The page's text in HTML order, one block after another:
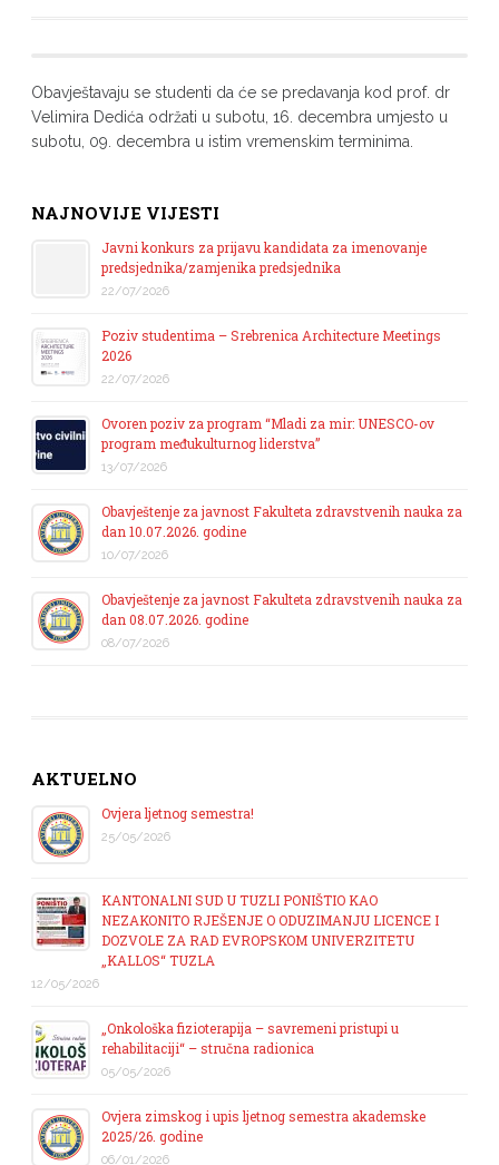
Obavještavaju se studenti da će se predavanja kod prof. dr
Velimira Dedića održati u subotu, 16. decembra umjesto u
subotu, 09. decembra u istim vremenskim terminima.
NAJNOVIJE VIJESTI
Javni konkurs za prijavu kandidata za imenovanje
predsjednika/zamjenika predsjednika
22/07/2026
Poziv studentima – Srebrenica Architecture Meetings
2026
22/07/2026
Ovoren poziv za program “Mladi za mir: UNESCO-ov
program međukulturnog liderstva”
13/07/2026
Obavještenje za javnost Fakulteta zdravstvenih nauka za
dan 10.07.2026. godine
10/07/2026
Obavještenje za javnost Fakulteta zdravstvenih nauka za
dan 08.07.2026. godine
08/07/2026
AKTUELNO
Ovjera ljetnog semestra!
25/05/2026
KANTONALNI SUD U TUZLI PONIŠTIO KAO
NEZAKONITO RJEŠENJE O ODUZIMANJU LICENCE I
DOZVOLE ZA RAD EVROPSKOM UNIVERZITETU
„KALLOS“ TUZLA
12/05/2026
„Onkološka fizioterapija – savremeni pristupi u
rehabilitaciji“ – stručna radionica
05/05/2026
Ovjera zimskog i upis ljetnog semestra akademske
2025/26. godine
06/01/2026